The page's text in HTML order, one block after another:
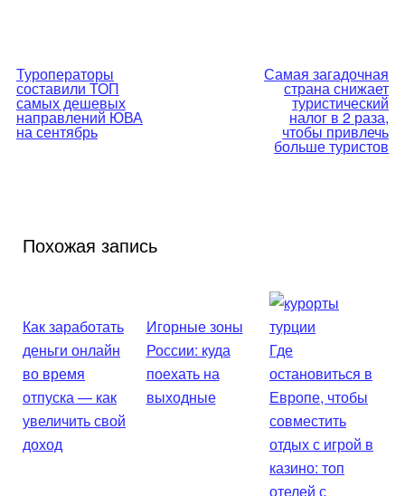
Навигация
по
записям
Туроператоры
составили ТОП
самых дешевых
направлений ЮВА
на сентябрь
Самая загадочная
страна снижает
туристический
налог в 2 раза,
чтобы привлечь
больше туристов
Похожая запись
Как заработать
деньги онлайн
во время
отпуска — как
увеличить свой
доход
Игорные зоны
России: куда
поехать на
выходные
Где
остановиться в
Европе, чтобы
совместить
отдых с игрой в
казино: топ
отелей с